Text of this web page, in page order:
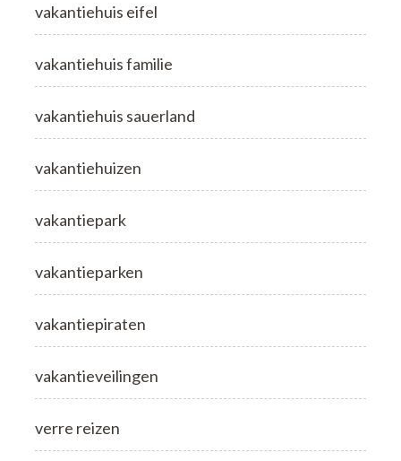
vakantiehuis eifel
vakantiehuis familie
vakantiehuis sauerland
vakantiehuizen
vakantiepark
vakantieparken
vakantiepiraten
vakantieveilingen
verre reizen